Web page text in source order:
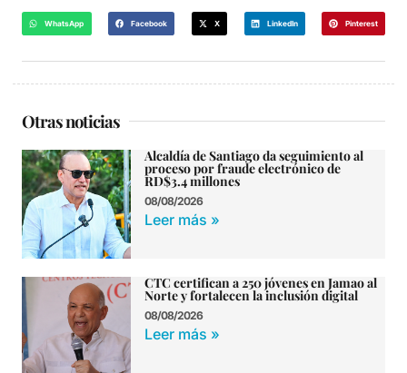
WhatsApp Facebook X LinkedIn Pinterest
Otras noticias
Alcaldía de Santiago da seguimiento al
proceso por fraude electrónico de
RD$3.4 millones
08/08/2026
Leer más »
CTC certifican a 250 jóvenes en Jamao al
Norte y fortalecen la inclusión digital
08/08/2026
Leer más »